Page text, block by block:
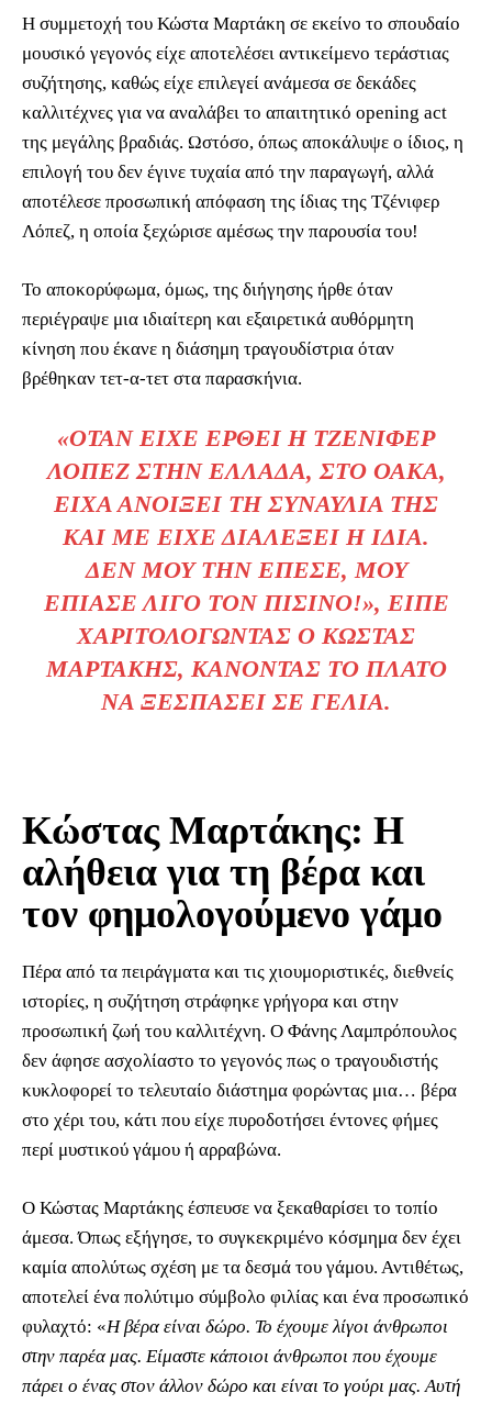
Η συμμετοχή του Κώστα Μαρτάκη σε εκείνο το σπουδαίο
μουσικό γεγονός είχε αποτελέσει αντικείμενο τεράστιας
συζήτησης, καθώς είχε επιλεγεί ανάμεσα σε δεκάδες
καλλιτέχνες για να αναλάβει το απαιτητικό opening act
της μεγάλης βραδιάς. Ωστόσο, όπως αποκάλυψε ο ίδιος, η
επιλογή του δεν έγινε τυχαία από την παραγωγή, αλλά
αποτέλεσε προσωπική απόφαση της ίδιας της Τζένιφερ
Λόπεζ, η οποία ξεχώρισε αμέσως την παρουσία του!
Το αποκορύφωμα, όμως, της διήγησης ήρθε όταν
περιέγραψε μια ιδιαίτερη και εξαιρετικά αυθόρμητη
κίνηση που έκανε η διάσημη τραγουδίστρια όταν
βρέθηκαν τετ-α-τετ στα παρασκήνια.
«ΌΤΑΝ ΕΊΧΕ ΈΡΘΕΙ Η ΤΖΈΝΙΦΕΡ
ΛΌΠΕΖ ΣΤΗΝ ΕΛΛΆΔΑ, ΣΤΟ ΟΑΚΑ,
ΕΊΧΑ ΑΝΟΊΞΕΙ ΤΗ ΣΥΝΑΥΛΊΑ ΤΗΣ
ΚΑΙ ΜΕ ΕΊΧΕ ΔΙΑΛΈΞΕΙ Η ΊΔΙΑ.
ΔΕΝ ΜΟΥ ΤΗΝ ΈΠΕΣΕ, ΜΟΥ
ΈΠΙΑΣΕ ΛΊΓΟ ΤΟΝ ΠΙΣΙΝΌ!», ΕΊΠΕ
ΧΑΡΙΤΟΛΟΓΏΝΤΑΣ Ο ΚΏΣΤΑΣ
ΜΑΡΤΆΚΗΣ, ΚΆΝΟΝΤΑΣ ΤΟ ΠΛΑΤΌ
ΝΑ ΞΕΣΠΆΣΕΙ ΣΕ ΓΈΛΙΑ.
Κώστας Μαρτάκης: Η
αλήθεια για τη βέρα και
τον φημολογούμενο γάμο
Πέρα από τα πειράγματα και τις χιουμοριστικές, διεθνείς
ιστορίες, η συζήτηση στράφηκε γρήγορα και στην
προσωπική ζωή του καλλιτέχνη. Ο Φάνης Λαμπρόπουλος
δεν άφησε ασχολίαστο το γεγονός πως ο τραγουδιστής
κυκλοφορεί το τελευταίο διάστημα φορώντας μια… βέρα
στο χέρι του, κάτι που είχε πυροδοτήσει έντονες φήμες
περί μυστικού γάμου ή αρραβώνα.
Ο Κώστας Μαρτάκης έσπευσε να ξεκαθαρίσει το τοπίο
άμεσα. Όπως εξήγησε, το συγκεκριμένο κόσμημα δεν έχει
καμία απολύτως σχέση με τα δεσμά του γάμου. Αντιθέτως,
αποτελεί ένα πολύτιμο σύμβολο φιλίας και ένα προσωπικό
φυλαχτό: «Η βέρα είναι δώρο. Το έχουμε λίγοι άνθρωποι
στην παρέα μας. Είμαστε κάποιοι άνθρωποι που έχουμε
πάρει ο ένας στον άλλον δώρο και είναι το γούρι μας. Αυτή